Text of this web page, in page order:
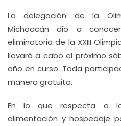
La delegación de la
Michoacán dio a
eliminatoria de la XXIII
llevará a cabo el próximo
año en curso. Toda
manera gratuita.
En lo que respecta a
alimentación y hospedaje